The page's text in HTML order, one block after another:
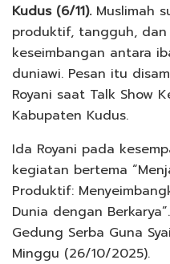
Kudus (6/11).Muslimah
produktif, tangguh,
keseimbangan antara
duniawi. Pesan itu
Royani saat Talk Show
Kabupaten Kudus.
Ida Royani pada
kegiatan bertema
Produktif:
Dunia dengan
Gedung Serba Guna
Minggu (26/10/2025).